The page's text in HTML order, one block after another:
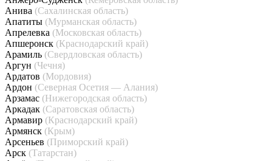
Анива (Сахалинская область)
Апатиты (Мурманская область)
Апрелевка (Московская область)
Апшеронск (Краснодарский край)
Арамиль (Свердловская область)
Аргун (Чечня)
Ардатов (Мордовия)
Ардон (Северная Осетия — Алания)
Арзамас (Нижегородская область)
Аркадак (Саратовская область)
Армавир (Краснодарский край)
Армянск (Крым)
Арсеньев (Приморский край)
Арск (Татарстан)